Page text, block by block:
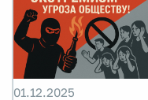
01.12.2025